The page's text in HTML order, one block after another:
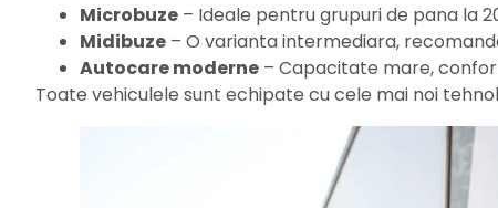
Microbuze – Ideale pentru grupuri de pana la
Midibuze – O varianta intermediara,
Autocare moderne – Capacitate mare,
Toate vehiculele sunt echipate cu cele mai noi